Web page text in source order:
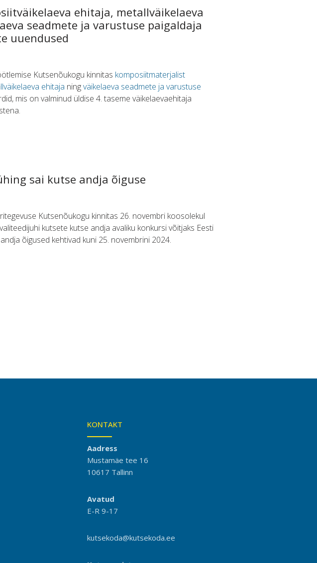
ehitaja, metallväikelaeva
seadmete ja varustuse paigaldaja
uuendused
Kutsenõukogu kinnitas komposiitmaterjalist
ehitaja ningväikelaeva seadmete ja varustuse
mis on valminud üldise 4. taseme väikelaevaehitaja
sai kutse andja õiguse
Kutsenõukogu kinnitas 26. novembri koosolekul
kutsete kutse andja avaliku konkursi võitjaks Eesti
õigused kehtivad kuni 25. novembrini 2024.
KONTAKT
Aadress
Mustamäe tee 16
10617 Tallinn
Avatud
E-R 9-17
kutsekoda@kutsekoda.ee